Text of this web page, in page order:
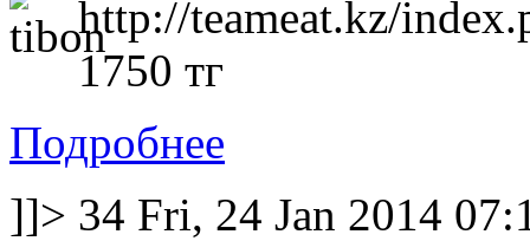
http://teameat.kz/
1750 тг
Подробнее
]]> 34 Fri, 24 Jan 2014